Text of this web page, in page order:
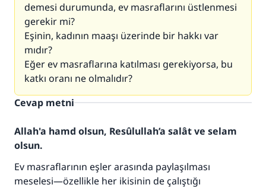
demesi durumunda, ev masraflarını üstlenmesi
gerekir mi?
Eşinin, kadının maaşı üzerinde bir hakkı var
mıdır?
Eğer ev masraflarına katılması gerekiyorsa, bu
katkı oranı ne olmalıdır?
Cevap metni
Allah'a hamd olsun, Resûlullah’a salât ve selam
olsun.
Ev masraflarının eşler arasında paylaşılması
meselesi—özellikle her ikisinin de çalıştığı